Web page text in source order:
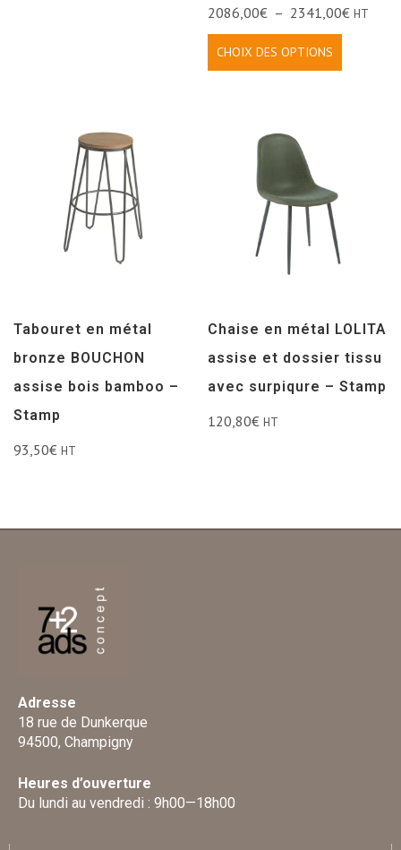
2086,00€ – 2341,00€ HT
CHOIX DES OPTIONS
Tabouret en métal
bronze BOUCHON
assise bois bamboo –
Stamp
93,50€ HT
Chaise en métal LOLITA
assise et dossier tissu
avec surpiqure – Stamp
120,80€ HT
Adresse
18 rue de Dunkerque
94500, Champigny
Heures d’ouverture
Du lundi au vendredi : 9h00—18h00